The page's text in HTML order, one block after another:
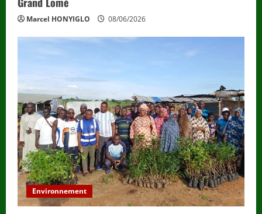
Marcel HONYIGLO 08/06/2026
Environnement